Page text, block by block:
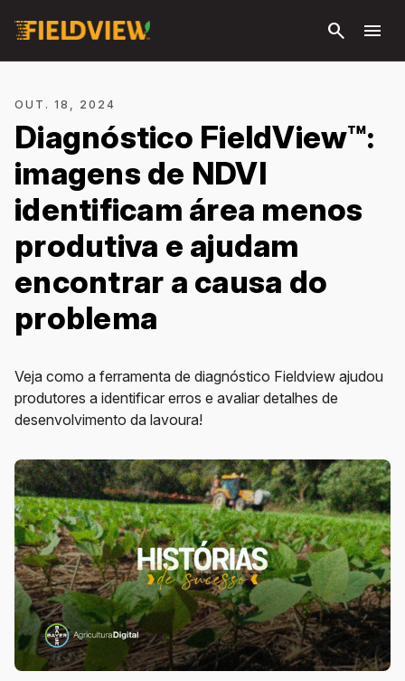
principal
search menu
OUT. 18, 2024
Diagnóstico FieldView™:
imagens de NDVI
identificam área menos
produtiva e ajudam
encontrar a causa do
problema
Veja como a ferramenta de diagnóstico Fieldview ajudou
produtores a identificar erros e avaliar detalhes de
desenvolvimento da lavoura!